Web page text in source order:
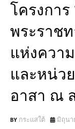
โครงการ
พระราช
แห่งควา
และหน่ว
อาสา ณ
กระแสใต้ มิถุนา